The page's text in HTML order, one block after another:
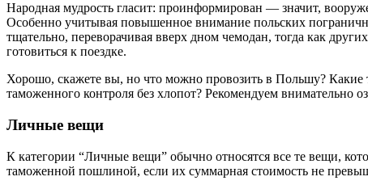
Народная мудрость гласит: проинформирован — значит,
Особенно учитывая повышенное внимание польских
тщательно, переворачивая вверх дном чемодан, тогда как
готовиться к поездке.
Хорошо, скажете вы, но что можно провозить в Польшу?
таможенного контроля без хлопот? Рекомендуем внимательно
Личные вещи
К категории “Личные вещи” обычно относятся все те вещи,
таможенной пошлиной, если их суммарная стоимость не